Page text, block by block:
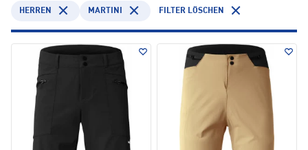
HERREN MARTINI FILTER LÖSCHEN